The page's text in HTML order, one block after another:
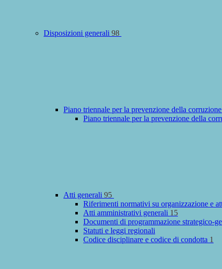
Disposizioni generali 98
Piano triennale per la prevenzione della
Piano triennale per la prevenzione della
Atti generali 95
Riferimenti normativi su organizzazione e
Atti amministrativi generali 15
Documenti di programmazione strategico-
Statuti e leggi regionali
Codice disciplinare e codice di condotta 1